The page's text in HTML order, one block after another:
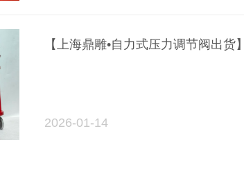
【上海鼎雕•自力式压力调节阀出货】
2026-01-14